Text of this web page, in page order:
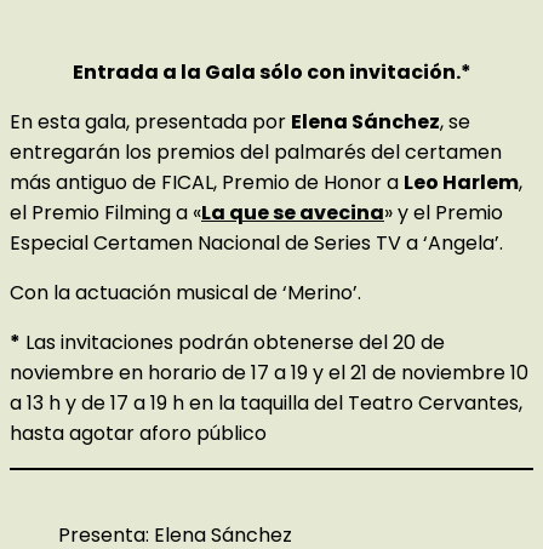
Entrada a la Gala sólo con invitación.*
En esta gala, presentada por Elena Sánchez, se
entregarán los premios del palmarés del certamen
más antiguo de FICAL, Premio de Honor a Leo Harlem,
el Premio Filming a «La que se avecina» y el Premio
Especial Certamen Nacional de Series TV a ‘Angela’.
Con la actuación musical de ‘Merino’.
* Las invitaciones podrán obtenerse del 20 de
noviembre en horario de 17 a 19 y el 21 de noviembre 10
a 13 h y de 17 a 19 h en la taquilla del Teatro Cervantes,
hasta agotar aforo público
Presenta: Elena Sánchez